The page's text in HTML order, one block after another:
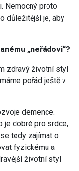
Nemocný proto
důležitější je, aby
„neřádovi“?
zdravý životní styl
pořád ještě v
demence.
je dobré pro srdce,
tedy zajímat o
fyzickému a
životní styl